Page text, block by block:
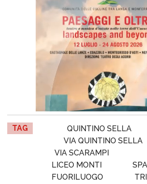
TAG
QUINTINO SELLA
VIA QUINTINO SELLA
VIA SCARAMPI
LICEO MONTI
FUORILUOGO